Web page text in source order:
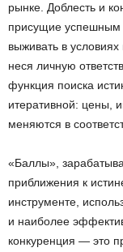
рынке. Доблесть и
присущие успешным
выживать в
неся личную
функция поиска
итеративной: цены,
меняются в
«Баллы»,
приближения к
инструменте,
и наиболее
конкуренция — это